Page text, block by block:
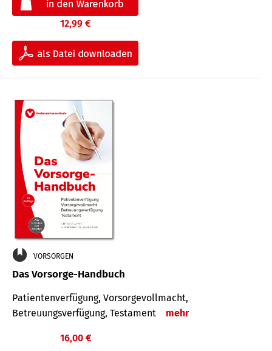
12,99 €
VORSORGEN
Das Vorsorge-Handbuch
Patientenverfügung, Vorsorgevollmacht,
Betreuungsverfügung, Testament
mehr
16,00 €